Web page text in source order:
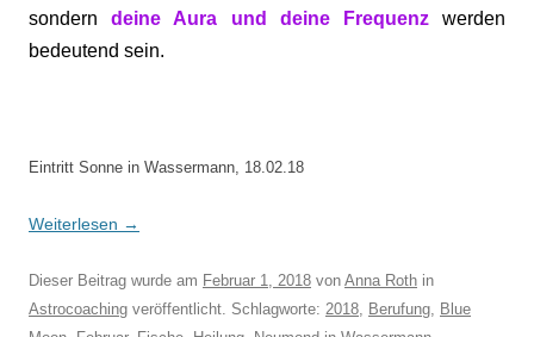
sonderndeine Aura und deine Frequenzwerden
bedeutend sein.
Eintritt Sonne in Wassermann, 18.02.18
Weiterlesen →
Dieser Beitrag wurde am Februar 1, 2018 von Anna Roth in
Astrocoaching veröffentlicht. Schlagworte: 2018, Berufung, Blue